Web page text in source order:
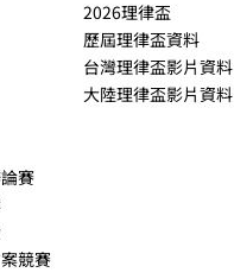
2026理律盃
歷屆理律盃資料
台灣理律盃影片資料
大陸理律盃影片資料
賽
競賽